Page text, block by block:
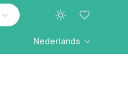
Nederlands